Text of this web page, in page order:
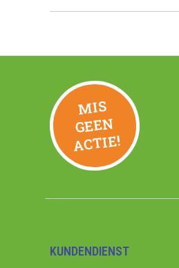
MIS
GEE
N
ACTIE!
KUNDENDIENST